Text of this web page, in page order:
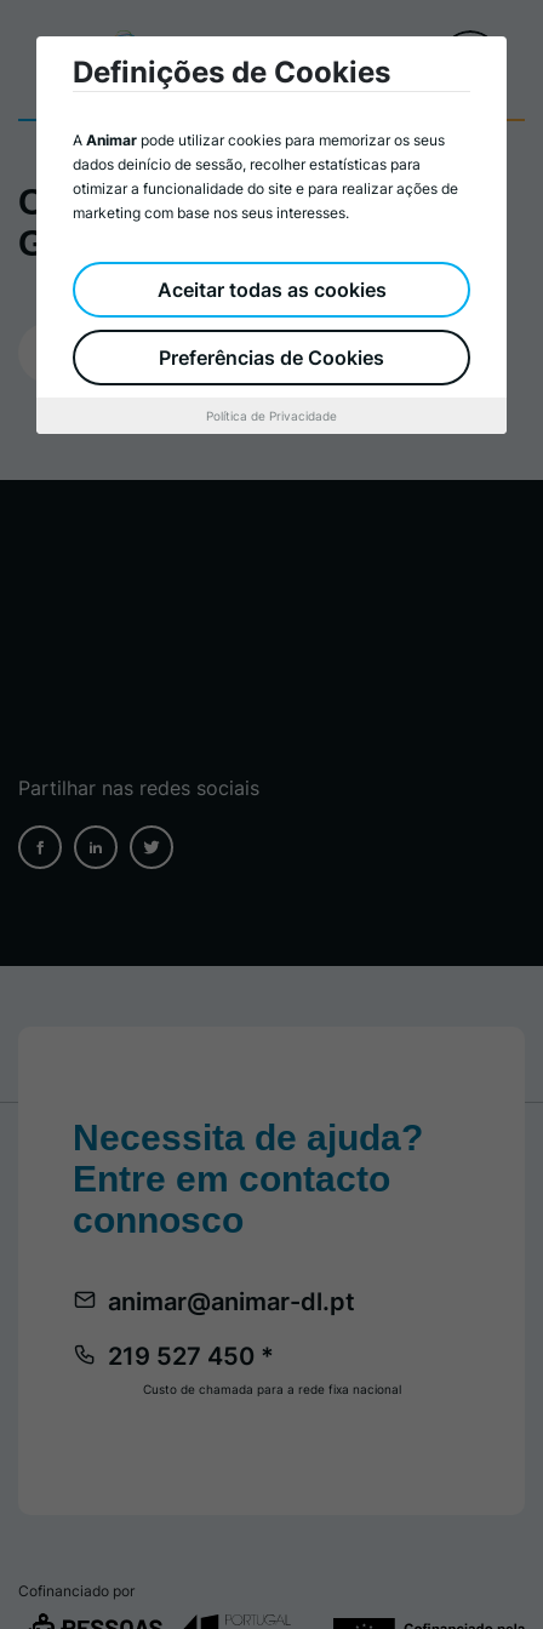
Cartaz da formação em
Gestão de Projeto
26/10/2023
Partilhar nas redes sociais
Necessita de ajuda?
Entre em contacto
connosco
219 527 450 *
animar@animar-dl.pt
Custo de chamada para a rede fixa nacional
Cofinanciado por
Definições de Cookies
A Animar pode utilizar cookies para memorizar os seus
dados deinício de sessão, recolher estatísticas para
otimizar a funcionalidade do site e para realizar ações de
marketing com base nos seus interesses.
Preferências de Cookies
Aceitar todas as cookies
Política de Privacidade